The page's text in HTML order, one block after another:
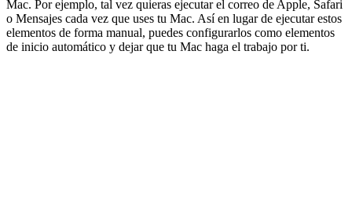
Mac. Por ejemplo, tal vez quieras ejecutar el correo de Apple, Safari
o Mensajes cada vez que uses tu Mac. Así en lugar de ejecutar estos
elementos de forma manual, puedes configurarlos como elementos
de inicio automático y dejar que tu Mac haga el trabajo por ti.